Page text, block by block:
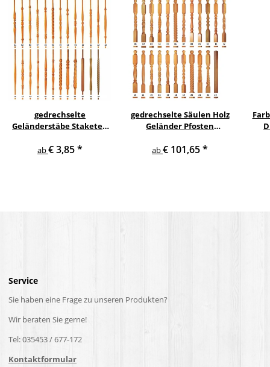
gedrechselte
Geländerstäbe Staketen
Holzstab Treppenstab
ab€ 3,85*
gedrechselte Säulen Holz
Geländer Pfosten
Holzpfosten Holzsäulen
ab€ 101,65*
Service
Sie haben eine Frage zu unseren Produkten?
Wir beraten Sie gerne!
Tel: 035453 / 677-172
Kontaktformular